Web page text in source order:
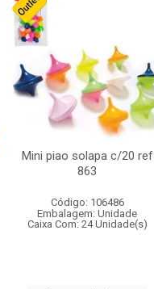
Mini piao solapa c/20 ref
863
Código: 106486
Embalagem: Unidade
Caixa Com: 24 Unidade(s)